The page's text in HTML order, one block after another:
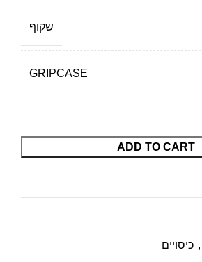
שקוף
GRIPCASE
ADD TO CART
, כיסויים